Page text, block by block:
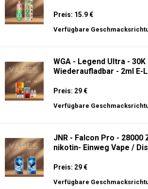
Preis: 15.9 €
Verfügbare
WGA - Legend Ultra -
Wiederaufladbar - 2ml E-
Preis: 29 €
Verfügbare
JNR - Falcon Pro - 28000
nikotin- Einweg Vape /
Preis: 29 €
Verfügbare